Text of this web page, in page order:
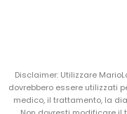
Disclaimer: Utilizzare
dovrebbero essere utilizzati
medico, il trattamento, la